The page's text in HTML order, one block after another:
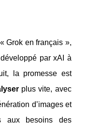
Grok en français »,
par xAI à
la promesse est
plus vite, avec
d’images et
aux besoins des